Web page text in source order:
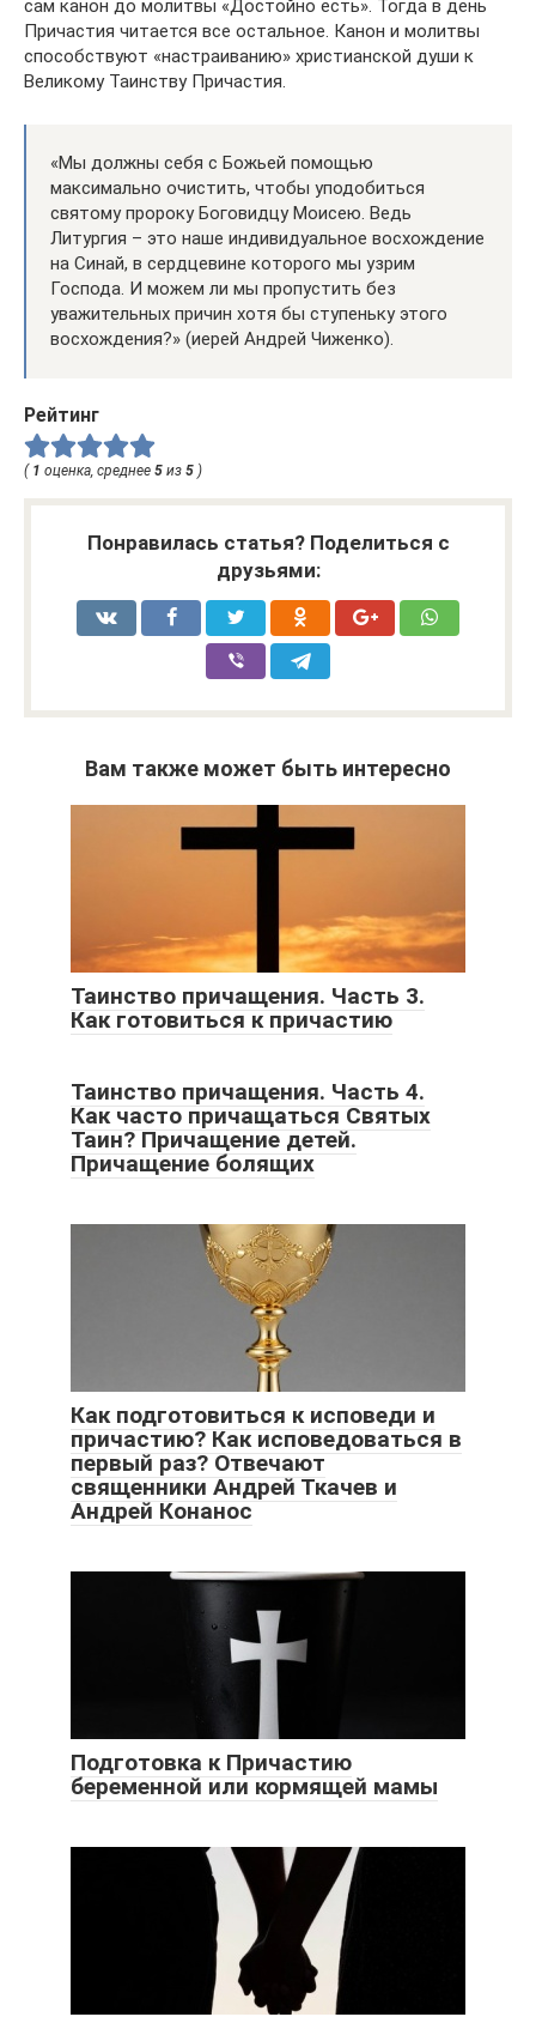
сам канон до молитвы «Достойно есть». Тогда в день
Причастия читается все остальное. Канон и молитвы
способствуют «настраиванию» христианской души к
Великому Таинству Причастия.
«Мы должны себя с Божьей помощью
максимально очистить, чтобы уподобиться
святому пророку Боговидцу Моисею. Ведь
Литургия – это наше индивидуальное восхождение
на Синай, в сердцевине которого мы узрим
Господа. И можем ли мы пропустить без
уважительных причин хотя бы ступеньку этого
восхождения?» (иерей Андрей Чиженко).
Рейтинг
( 1 оценка, среднее 5 из 5 )
Понравилась статья? Поделиться с
друзьями:
Вам также может быть интересно
Таинство причащения. Часть 3.
Как готовиться к причастию
Таинство причащения. Часть 4.
Как часто причащаться Святых
Таин? Причащение детей.
Причащение болящих
Как подготовиться к исповеди и
причастию? Как исповедоваться в
первый раз? Отвечают
священники Андрей Ткачев и
Андрей Конанос
Подготовка к Причастию
беременной или кормящей мамы